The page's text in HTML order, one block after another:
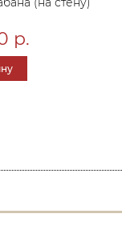
р.